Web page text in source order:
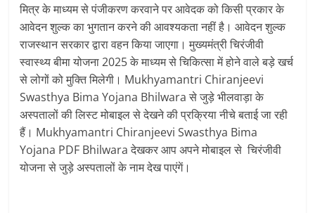
मित्र के माध्यम से पंजीकरण करवाने पर आवेदक को किसी प्रकार के
आवेदन शुल्क का भुगतान करने की आवश्यकता नहीं है। आवेदन शुल्क
राजस्थान सरकार द्वारा वहन किया जाएगा। मुख्‍यमंत्री चिरंजीवी
स्‍वास्‍थ्‍य बीमा योजना 2025 के माध्यम से चिकित्सा में होने वाले बड़े खर्च
से लोगों को मुक्ति मिलेगी। Mukhyamantri Chiranjeevi
Swasthya Bima Yojana Bhilwara से जुड़े भीलवाड़ा के
अस्‍पतालों की लिस्‍ट मोबाइल से देखने की प्रक्रिया नीचे बताई जा रही
हैं। Mukhyamantri Chiranjeevi Swasthya Bima
Yojana PDF Bhilwara देखकर आप अपने मोबाइल से चिरंजीवी
योजना से जुड़े अस्‍पतालों के नाम देख पाएंगें।